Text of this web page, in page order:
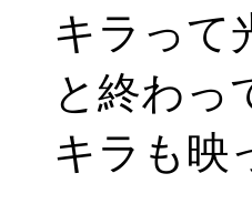
キラって
と終わっ
キラも映